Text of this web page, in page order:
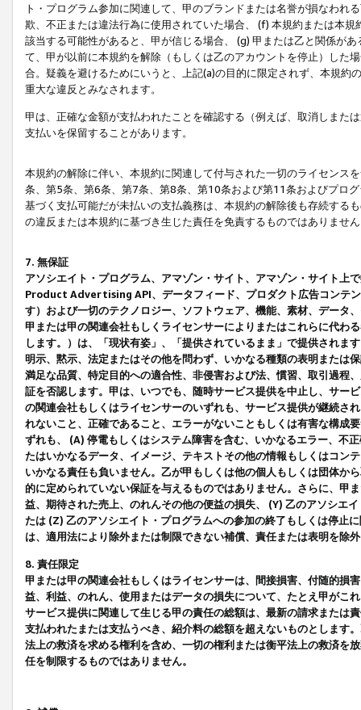
ト・プログラム参加に関連して、甲のブランドまたは名誉が損なわれ
欺、不正または違法行為に使用されていた場合、 (f) 本規約または本
該当する可能性があると、甲が信じる場合、 (g) 甲または乙と関係が
て、甲が以前に本規約を解除（もしくは乙のアカウントを停止）した
合。疑義を避けるためにいうと、上記(a)の目的に限定されず、本規
重大な違反とみなされます。
甲は、正確な金額が支払われたことを確認する（例えば、取消しまた
支払いを保留することがあります。
本規約の解除に伴い、本規約に関連して付与された一切のライセンス
条、第5条、第6条、第7条、第8条、第10条および第11条およびプロ
基づく支払可能だが未払いの支払義務は、本規約の解除後も存続する
の違反または本規約に基づき生じた責任を免責するものではありませ
7. 無保証
アソシエイト・プログラム、アマゾン・サイト、アマゾン・サイト上
Product Advertising API、データフィード、プロダクト広告コンテ
す）および一切のテクノロジー、ソフトウェア、機能、素材、データ
甲または甲の関連会社もしくライセンサーによりまたはこれらに代わ
します。）は、「現状有姿」、「提供されているまま」で提供されま
明示、黙示、法定またはその他を問わず、いかなる種類の表明または
満足な品質、特定目的への適合性、非侵害および法、慣習、取引過程
証を否認します。甲は、いつでも、随時サービス提供を中止し、サー
の関連会社もしくはライセンサーのいずれも、サービス提供が継続さ
れないこと、正確であること、エラーがないこともしくは有害な構成
ずれも、 (A) 停電もしくはシステム障害を含む、いかなるエラー、不
たはいかなるデータ、イメージ、テキストその他の情報もしくはコン
いかなる責任も負いません。乙が甲もしくは他の個人もしくは団体か
的に定められていない保証を与えるものではありません。さらに、甲
益、期待された売上、のれんその他の便益の損失、 (Y) 乙のアソシエ
たは (Z) 乙のアソシエイト・プログラムへの参加の終了もしくは停止
は、適用法により除外または制限できない補償、責任または表明を除
8. 責任限定
甲または甲の関連会社もしくはライセンサーは、間接損害、付随的損
益、利益、のれん、使用またはデータの損失について、たとえ甲がこ
サービス提供に関連して生じる甲の責任の総額は、最新の請求または
支払われたまたは支払うべき、紹介料の総額を超えないものとします
法上の救済を求める権利を含め、一切の権利または衡平法上の救済を
任を制限するものではありません。